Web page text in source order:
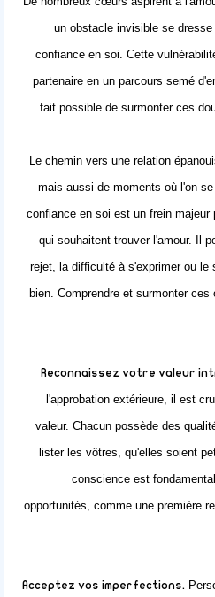
un obstacle invisible se
confiance en soi. Cette
partenaire en un parcours semé
fait possible de surmonter ces
Le chemin vers une relation
mais aussi de moments où l'on
confiance en soi est un frein
qui souhaitenttrouver l'amour. Il
rejet, la difficulté à s'exprimer ou
bien. Comprendre et surmonter
l'approbation extérieure, il est
valeur. Chacun possède des
lister les vôtres, qu'elles soient
conscience est
opportunités, comme une première